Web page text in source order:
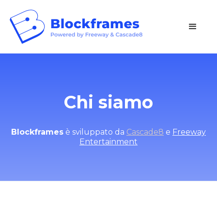
Chi siamo
Blockframes è sviluppato da Cascade8 e Freeway
Entertainment